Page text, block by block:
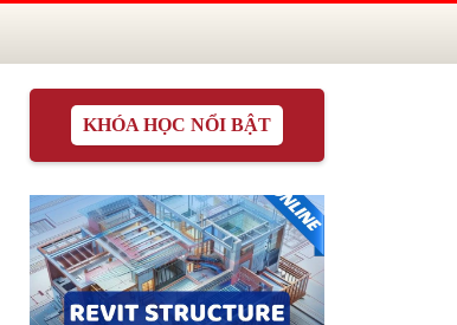
KHÓA HỌC NỔI BẬT